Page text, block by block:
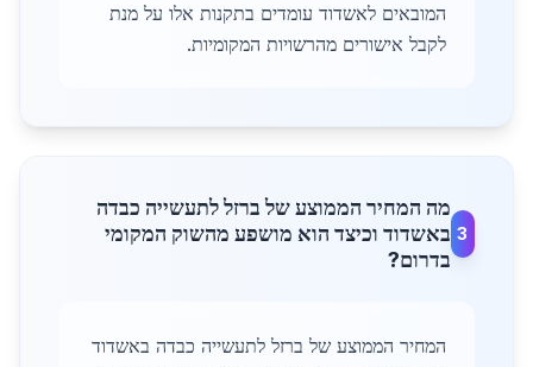
המובאים לאשדוד עומדים בתקנות אלו על מנת
לקבל אישורים מהרשויות המקומיות.
3
מה המחיר הממוצע של ברזל לתעשייה כבדה
באשדוד וכיצד הוא מושפע מהשוק המקומי
בדרום?
המחיר הממוצע של ברזל לתעשייה כבדה באשדוד